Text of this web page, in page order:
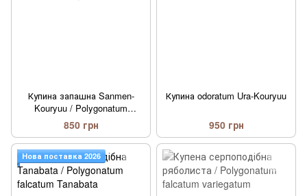
Купина запашна Sanmen-
Kouryuu / Polygonatum
odoratum Sanmen-Kouryuu
850 грн
Купина odoratum Ura-Kouryuu
950 грн
Нова поставка 2026